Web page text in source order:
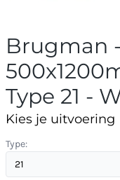
Brugman
Type 21 -
Kies je uitvoering
Type: